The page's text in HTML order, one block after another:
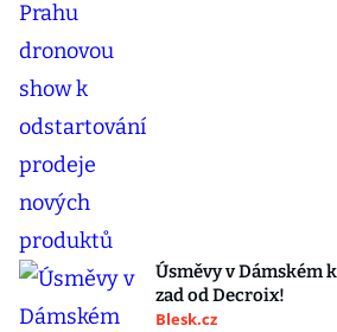
Úsměvy v Dámském
zad od Decroix!
Blesk.cz